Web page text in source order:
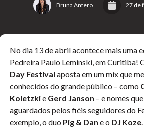
Bruna Antero 27 de
No dia 13 de abril acontece mais uma
Pedreira Paulo Leminski, em Curitiba!
Day Festival aposta em um mix que
conhecidos do grande público – como
Koletzkie Gerd Janson – e nomes
aguardados pelos fiéis seguidores do
exemplo, o duo Pig & Dan e o DJ Koze.